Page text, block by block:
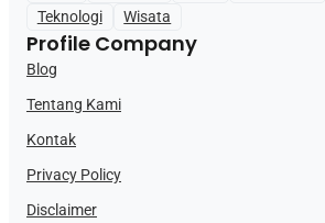
Teknologi
Wisata
Profile Company
Blog
Tentang Kami
Kontak
Privacy Policy
Disclaimer